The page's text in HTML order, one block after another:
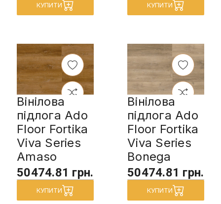
КУПИТИ КУПИТИ
Вінілова
підлога Ado
Floor Fortika
Viva Series
Amaso
50474.81 грн.
КУПИТИ
Вінілова
підлога Ado
Floor Fortika
Viva Series
Bonega
50474.81 грн.
КУПИТИ